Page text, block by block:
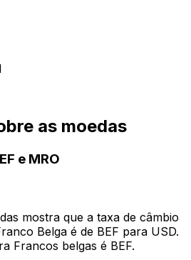
as moedas
e MRO
mostra que a taxa de câmbio
Belga é de BEF para USD.
Francos belgas é BEF.